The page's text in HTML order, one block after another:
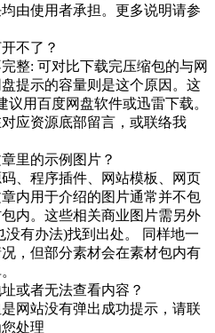
由使用者承担。更多说明请参
不了？
整: 可对比下载完压缩包的与网
提示的容量则是这个原因。这
议用百度网盘软件或迅雷下载。
应资源底部留言，或联络我
里的示例图片？
、程序插件、网站模板、网页
内用于介绍的图片通常并不包
内。这些相关商业图片需另外
没有办法)找到出处。 同样地一
，但部分素材会在素材包内有
或者无法查看内容？
网站没有弹出成功提示，请联
处理